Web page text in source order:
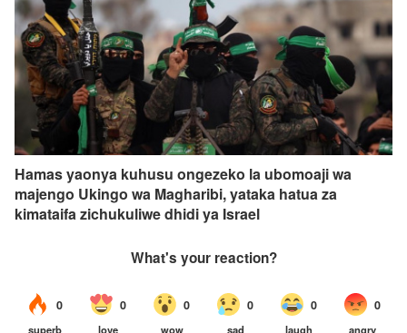
Hamas yaonya kuhusu ongezeko la ubomoaji wa
majengo Ukingo wa Magharibi, yataka hatua za
kimataifa zichukuliwe dhidi ya Israel